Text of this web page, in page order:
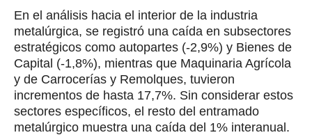
En el análisis hacia el interior de la industria
metalúrgica, se registró una caída en subsectores
estratégicos como autopartes (-2,9%) y Bienes de
Capital (-1,8%), mientras que Maquinaria Agrícola
y de Carrocerías y Remolques, tuvieron
incrementos de hasta 17,7%. Sin considerar estos
sectores específicos, el resto del entramado
metalúrgico muestra una caída del 1% interanual.